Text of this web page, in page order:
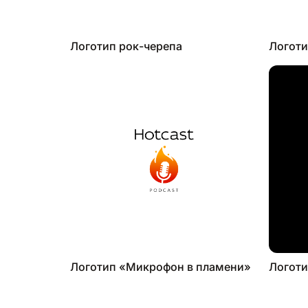
Логотип рок-черепа
Логотип «Микрофон в пламени»